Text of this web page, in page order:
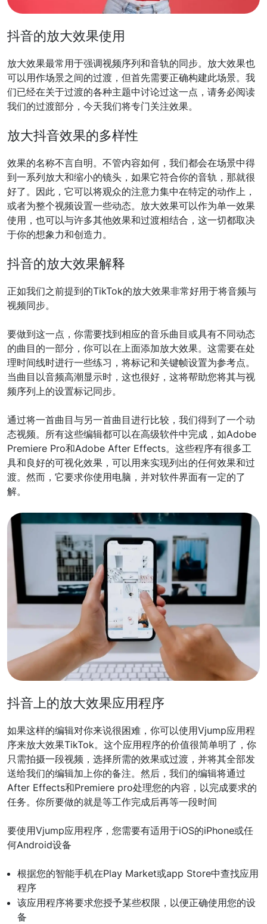
抖音的放大效果使用
放大效果最常用于强调视频序列和音轨的同步。放大效果也
可以用作场景之间的过渡，但首先需要正确构建此场景。我
们已经在关于过渡的各种主题中讨论过这一点，请务必阅读
我们的过渡部分，今天我们将专门关注效果。
放大抖音效果的多样性
效果的名称不言自明。不管内容如何，我们都会在场景中得
到一系列放大和缩小的镜头，如果它符合你的音轨，那就很
好了。因此，它可以将观众的注意力集中在特定的动作上，
或者为整个视频设置一些动态。放大效果可以作为单一效果
使用，也可以与许多其他效果和过渡相结合，这一切都取决
于你的想象力和创造力。
抖音的放大效果解释
正如我们之前提到的TikTok的放大效果非常好用于将音频与
视频同步。
要做到这一点，你需要找到相应的音乐曲目或具有不同动态
的曲目的一部分，你可以在上面添加放大效果。这需要在处
理时间线时进行一些练习，将标记和关键帧设置为参考点。
当曲目以音频高潮显示时，这也很好，这将帮助您将其与视
频序列上的设置标记同步。
通过将一首曲目与另一首曲目进行比较，我们得到了一个动
态视频。所有这些编辑都可以在高级软件中完成，如Adobe
Premiere Pro和Adobe After Effects。这些程序有很多工
具和良好的可视化效果，可以用来实现列出的任何效果和过
渡。然而，它要求你使用电脑，并对软件界面有一定的了
解。
抖音上的放大效果应用程序
如果这样的编辑对你来说很困难，你可以使用Vjump应用程
序来放大效果TikTok。这个应用程序的价值很简单明了，你
只需拍摄一段视频，选择所需的效果或过渡，并将其全部发
送给我们的编辑加上你的备注。然后，我们的编辑将通过
After Effects和Premiere pro处理您的内容，以完成要求的
任务。你所要做的就是等工作完成后再等一段时间
要使用Vjump应用程序，您需要有适用于iOS的iPhone或任
何Android设备
根据您的智能手机在Play Market或app Store中查找应用
程序
该应用程序将要求您授予某些权限，以便正确使用您的设
备